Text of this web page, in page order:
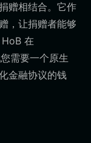
赠相结合。它作
，让捐赠者能够
在
需要一个原生
金融协议的钱